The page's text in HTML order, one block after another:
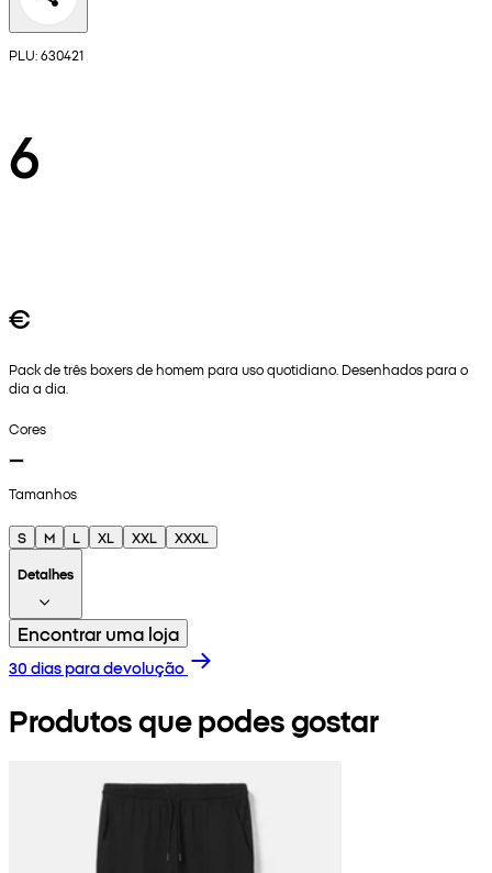
PLU: 630421
6
€
Pack de três boxers de homem para uso quotidiano. Desenhados para o
dia a dia.
Cores
Tamanhos
S M L XL XXL
XXXL
Detalhes
Encontrar uma loja
30 dias para devolução
Produtos que podes gostar